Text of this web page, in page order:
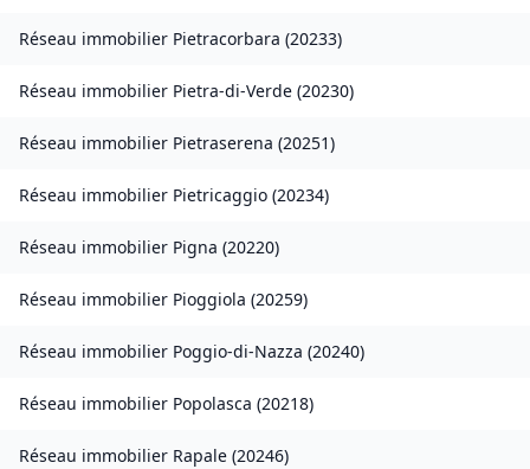
Réseau immobilier Pietracorbara (20233)
Réseau immobilier Pietra-di-Verde (20230)
Réseau immobilier Pietraserena (20251)
Réseau immobilier Pietricaggio (20234)
Réseau immobilier Pigna (20220)
Réseau immobilier Pioggiola (20259)
Réseau immobilier Poggio-di-Nazza (20240)
Réseau immobilier Popolasca (20218)
Réseau immobilier Rapale (20246)